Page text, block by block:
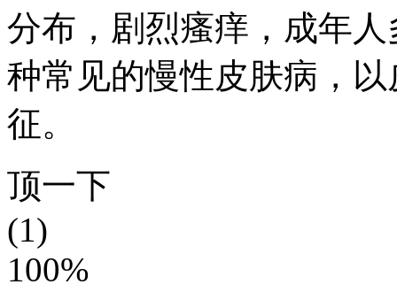
分布，剧烈瘙痒，成年
种常见的慢性皮肤病，
征。
顶一下
(1)
100%